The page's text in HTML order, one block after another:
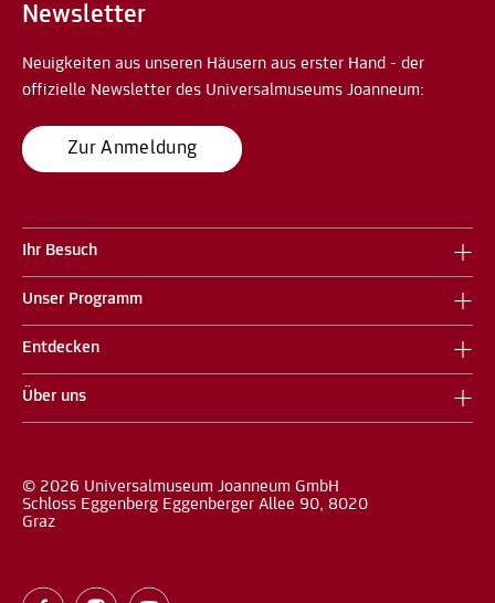
Newsletter
Neuigkeiten aus unseren Häusern aus erster Hand - der
offizielle Newsletter des Universalmuseums Joanneum:
Zur Anmeldung
Ihr Besuch
Unser Programm
Entdecken
Über uns
© 2026 Universalmuseum Joanneum GmbH
Schloss Eggenberg Eggenberger Allee 90, 8020
Graz